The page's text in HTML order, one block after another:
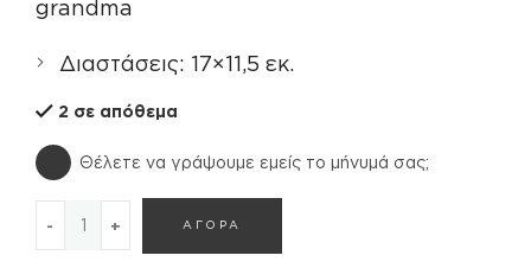
grandma
Διαστάσεις: 17×11,5 εκ.
2 σε απόθεμα
Θέλετε να γράψουμε εμείς το μήνυμά σας;
ΑΓΟΡΑ